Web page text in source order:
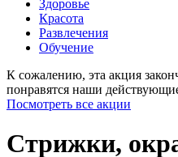
Здоровье
Красота
Развлечения
Обучение
К сожалению, эта акция
понравятся наши
Посмотреть все акции
Стрижки,